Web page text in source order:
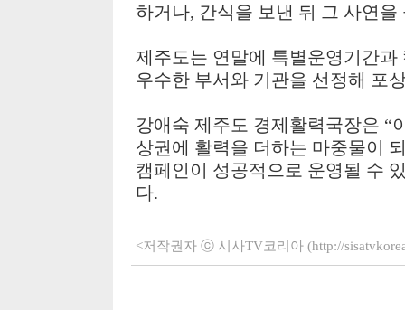
하거나, 간식을 보낸 뒤 그 사연
제주도는 연말에 특별운영기간과
우수한 부서와 기관을 선정해 포
강애숙 제주도 경제활력국장은 “
상권에 활력을 더하는 마중물이
캠페인이 성공적으로 운영될 수
다.
<저작권자 ⓒ 시사TV코리아 (http://